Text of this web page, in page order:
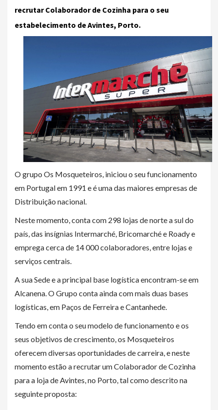
recrutarColaborador de Cozinha para o seu
estabelecimento de Avintes, Porto.
O grupo Os Mosqueteiros, iniciou o seu funcionamento
em Portugal em 1991 e é uma das maiores empresas de
Distribuição nacional.
Neste momento, conta com 298 lojas de norte a sul do
país, das insígnias Intermarché, Bricomarché e Roady e
emprega cerca de 14 000 colaboradores, entre lojas e
serviços centrais.
A sua Sede e a principal base logística encontram-se em
Alcanena. O Grupo conta ainda com mais duas bases
logísticas, em Paços de Ferreira e Cantanhede.
Tendo em conta o seu modelo de funcionamento e os
seus objetivos de crescimento, os Mosqueteiros
oferecem diversas oportunidades de carreira, e neste
momento estão a recrutar um Colaborador de Cozinha
para a loja de Avintes, no Porto, tal como descrito na
seguinte proposta: